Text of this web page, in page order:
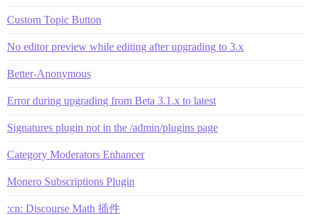
Custom Topic Button
No editor preview while editing after upgrading to 3.x
Better-Anonymous
Error during upgrading from Beta 3.1.x to latest
Signatures plugin not in the /admin/plugins page
Category Moderators Enhancer
Monero Subscriptions Plugin
:cn: Discourse Math 插件